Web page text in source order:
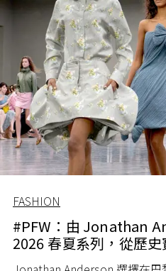
FASHION
#PFW：由 Jonathan
2026 春夏系列，從歷